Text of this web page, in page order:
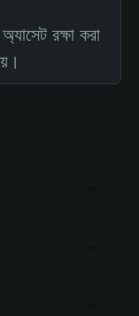
রক্ষা করা